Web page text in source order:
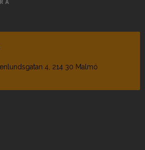
4, 214 30 Malmö